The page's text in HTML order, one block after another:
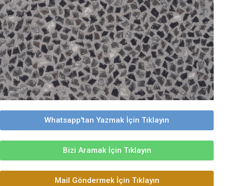
Whatsapp'tan Yazmak İçin Tıklayın
Bizi Aramak İçin Tıklayın
Mail Göndermek İçin Tıklayın